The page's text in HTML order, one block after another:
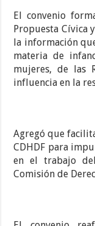
El convenio
Propuesta Cívica
la información
materia de
mujeres, de las
influencia en la
Agregó que
CDHDF para
en el trabajo
Comisión de